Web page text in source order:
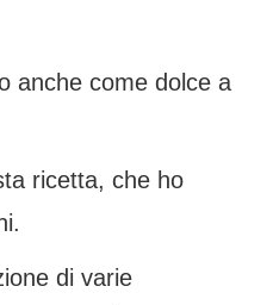
anche come dolce a
ricetta, che ho
di varie